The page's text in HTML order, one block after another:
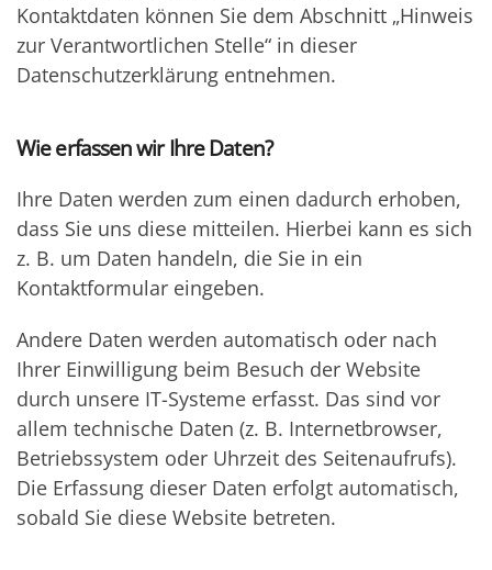
Kontaktdaten können Sie dem Abschnitt „Hinweis
zur Verantwortlichen Stelle“ in dieser
Datenschutzerklärung entnehmen.
Wie erfassen wir Ihre Daten?
Ihre Daten werden zum einen dadurch erhoben,
dass Sie uns diese mitteilen. Hierbei kann es sich
z. B. um Daten handeln, die Sie in ein
Kontaktformular eingeben.
Andere Daten werden automatisch oder nach
Ihrer Einwilligung beim Besuch der Website
durch unsere IT-Systeme erfasst. Das sind vor
allem technische Daten (z. B. Internetbrowser,
Betriebssystem oder Uhrzeit des Seitenaufrufs).
Die Erfassung dieser Daten erfolgt automatisch,
sobald Sie diese Website betreten.